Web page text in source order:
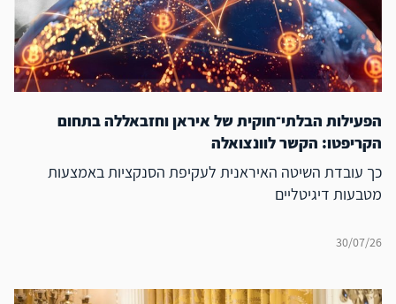
הפעילות הבלתי־חוקית של איראן וחזבאללה בתחום
הקריפטו: הקשר לוונצואלה
כך עובדת השיטה האיראנית לעקיפת הסנקציות באמצעות
מטבעות דיגיטליים
30/07/26